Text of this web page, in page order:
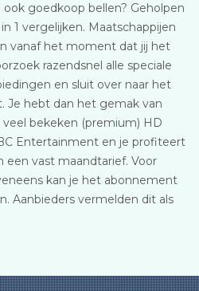
goedkoop bellen? Geholpen
1 vergelijken. Maatschappijen
vanaf het moment dat jij het
razendsnel alle speciale
en sluit over naar het
Je hebt dan het gemak van
bekeken (premium) HD
Entertainment en je profiteert
vast maandtarief. Voor
kan je het abonnement
Aanbieders vermelden dit als